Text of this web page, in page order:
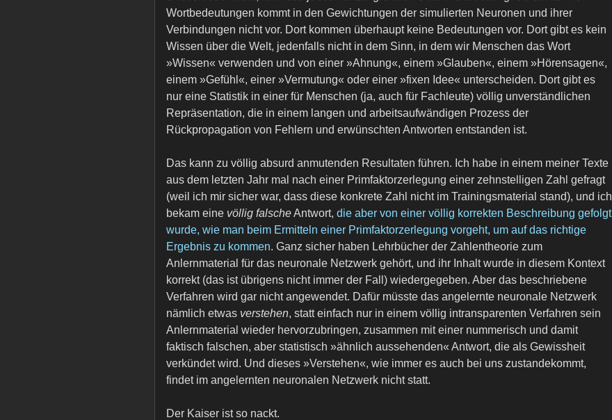
Wortbedeutungen kommt in den Gewichtungen der simulierten Neuronen und ihrer
Verbindungen nicht vor. Dort kommen überhaupt keine Bedeutungen vor. Dort gibt es kein
Wissen über die Welt, jedenfalls nicht in dem Sinn, in dem wir Menschen das Wort
»Wissen« verwenden und von einer »Ahnung«, einem »Glauben«, einem »Hörensagen«,
einem »Gefühl«, einer »Vermutung« oder einer »fixen Idee« unterscheiden. Dort gibt es
nur eine Statistik in einer für Menschen (ja, auch für Fachleute) völlig unverständlichen
Repräsentation, die in einem langen und arbeitsaufwändigen Prozess der
Rückpropagation von Fehlern und erwünschten Antworten entstanden ist.
Das kann zu völlig absurd anmutenden Resultaten führen. Ich habe in einem meiner Texte
aus dem letzten Jahr mal nach einer Primfaktorzerlegung einer zehnstelligen Zahl gefragt
(weil ich mir sicher war, dass diese konkrete Zahl nicht im Trainingsmaterial stand), und ich
bekam eine völlig falscheAntwort, die aber von einer völlig korrekten Beschreibung gefolgt
wurde, wie man beim Ermitteln einer Primfaktorzerlegung vorgeht, um auf das richtige
Ergebnis zu kommen. Ganz sicher haben Lehrbücher der Zahlentheorie zum
Anlernmaterial für das neuronale Netzwerk gehört, und ihr Inhalt wurde in diesem Kontext
korrekt (das ist übrigens nicht immer der Fall) wiedergegeben. Aber das beschriebene
Verfahren wird gar nicht angewendet. Dafür müsste das angelernte neuronale Netzwerk
nämlich etwas verstehen, statt einfach nur in einem völlig intransparenten Verfahren sein
Anlernmaterial wieder hervorzubringen, zusammen mit einer nummerisch und damit
faktisch falschen, aber statistisch »ähnlich aussehenden« Antwort, die als Gewissheit
verkündet wird. Und dieses »Verstehen«, wie immer es auch bei uns zustandekommt,
findet im angelernten neuronalen Netzwerk nicht statt.
Der Kaiser ist so nackt.